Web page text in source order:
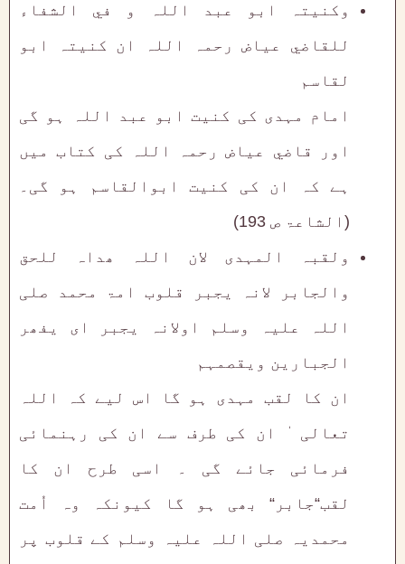
وكنيتہ ابو عبد اللہ و في الشفاء
للقاضي عياض رحمہ اللہ ان كنيتہ ابو
لقاسم
امام مہدی كی كنيت ابو عبد اللہ ہو گی
اور قاضي عياض رحمہ اللہ كی كتاب ميں
ہے کہ ان كی كنيت ابوالقاسم ہو گی۔
(الشاعۃ ص 193)
ولقبہ المہدی لان اللہ ھداہ للحق
والجابر لانہ یجبر قلوب امۃ محمد صلی
اللہ علیہ وسلم اولانہ یجبر ای یفھر
الجبارین ویقصمہم
ان کا لقب مہدی ہو گا اس لیے کہ اللہ
تعالی ٰ ان کی طرف سے ان کی رہنمائی
فرمائی جائے گی ۔ اسی طرح ان کا
لقب“جابر“ بھی ہو گا کیونکہ وہ اُمت
محمدیہ صلی اللہ علیہ وسلم کے قلوب پر